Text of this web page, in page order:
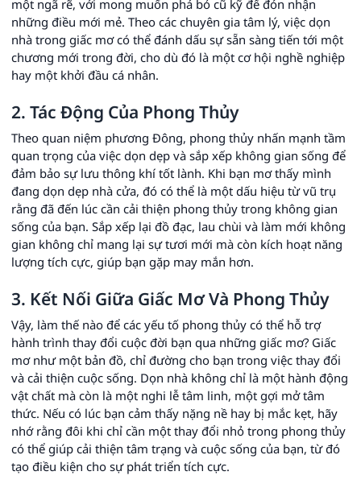
một ngã rẽ, với mong muốn phá bỏ cũ kỹ để đón nhận
những điều mới mẻ. Theo các chuyên gia tâm lý, việc dọn
nhà trong giấc mơ có thể đánh dấu sự sẵn sàng tiến tới một
chương mới trong đời, cho dù đó là một cơ hội nghề nghiệp
hay một khởi đầu cá nhân.
2. Tác Động Của Phong Thủy
Theo quan niệm phương Đông, phong thủy nhấn mạnh tầm
quan trọng của việc dọn dẹp và sắp xếp không gian sống để
đảm bảo sự lưu thông khí tốt lành. Khi bạn mơ thấy mình
đang dọn dẹp nhà cửa, đó có thể là một dấu hiệu từ vũ trụ
rằng đã đến lúc cần cải thiện phong thủy trong không gian
sống của bạn. Sắp xếp lại đồ đạc, lau chùi và làm mới không
gian không chỉ mang lại sự tươi mới mà còn kích hoạt năng
lượng tích cực, giúp bạn gặp may mắn hơn.
3. Kết Nối Giữa Giấc Mơ Và Phong Thủy
Vậy, làm thế nào để các yếu tố phong thủy có thể hỗ trợ
hành trình thay đổi cuộc đời bạn qua những giấc mơ? Giấc
mơ như một bản đồ, chỉ đường cho bạn trong việc thay đổi
và cải thiện cuộc sống. Dọn nhà không chỉ là một hành động
vật chất mà còn là một nghi lễ tâm linh, một gợi mở tâm
thức. Nếu có lúc bạn cảm thấy nặng nề hay bị mắc kẹt, hãy
nhớ rằng đôi khi chỉ cần một thay đổi nhỏ trong phong thủy
có thể giúp cải thiện tâm trạng và cuộc sống của bạn, từ đó
tạo điều kiện cho sự phát triển tích cực.